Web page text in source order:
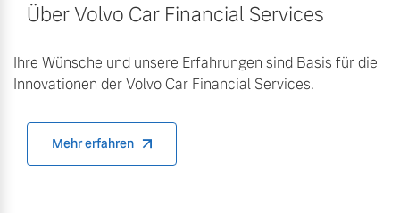
Über Volvo Car Financial Services
Ihre Wünsche und unsere Erfahrungen sind Basis für die
Innovationen der Volvo Car Financial Services.
Mehr erfahren